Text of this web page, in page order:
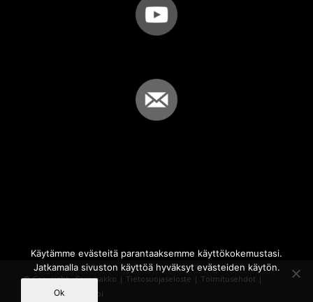
© Copyright - Sammakko | Tietosuojaseloste | Toimitusehdot |
Powered by
iQWebbi
Käytämme evästeitä parantaaksemme käyttökokemustasi.
Jatkamalla sivuston käyttöä hyväksyt evästeiden käytön.
Ok